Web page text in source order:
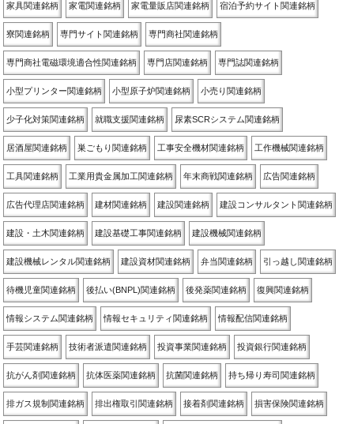
家具関連銘柄 家電関連銘柄 家電量販店関連銘柄 宿泊予約サイト関連銘柄
寮関連銘柄 専門サイト関連銘柄 専門商社関連銘柄
専門商社電磁環境適合性関連銘柄 専門店関連銘柄 専門誌関連銘柄
小型プリンター関連銘柄 小型原子炉関連銘柄 小売り関連銘柄
少子化対策関連銘柄 就職支援関連銘柄 尿素SCRシステム関連銘柄
居酒屋関連銘柄 巣ごもり関連銘柄 工事安全機材関連銘柄 工作機械関連銘柄
工具関連銘柄 工業用貴金属加工関連銘柄 年末商戦関連銘柄 広告関連銘柄
広告代理店関連銘柄 建材関連銘柄 建設関連銘柄 建設コンサルタント関連銘柄
建設・土木関連銘柄 建設基礎工事関連銘柄 建設機械関連銘柄
建設機械レンタル関連銘柄 建設資材関連銘柄 弁当関連銘柄 引っ越し関連銘柄
待機児童関連銘柄 後払い(BNPL)関連銘柄 後発薬関連銘柄 復興関連銘柄
情報システム関連銘柄 情報セキュリティ関連銘柄 情報配信関連銘柄
手芸関連銘柄 技術者派遣関連銘柄 投資事業関連銘柄 投資銀行関連銘柄
抗がん剤関連銘柄 抗体医薬関連銘柄 抗菌関連銘柄 持ち帰り寿司関連銘柄
排ガス規制関連銘柄 排出権取引関連銘柄 接着剤関連銘柄 損害保険関連銘柄